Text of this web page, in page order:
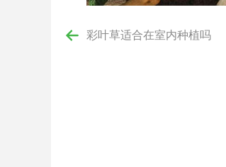
彩叶草适合在室内种植吗